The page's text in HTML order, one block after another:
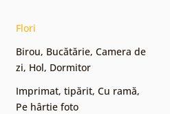
Flori
Birou, Bucătărie, Camera de
zi, Hol, Dormitor
Imprimat, tipărit, Cu ramă,
Pe hârtie foto